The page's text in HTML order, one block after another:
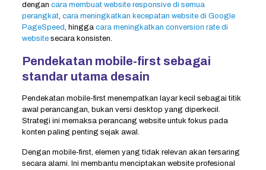
dengan cara membuat website responsive di semua
perangkat, cara meningkatkan kecepatan website di Google
PageSpeed, hingga cara meningkatkan conversion rate di
websitesecara konsisten.
Pendekatan mobile-first sebagai
standar utama desain
Pendekatan mobile-first menempatkan layar kecil sebagai titik
awal perancangan, bukan versi desktop yang diperkecil.
Strategi ini memaksa perancang website untuk fokus pada
konten paling penting sejak awal.
Dengan mobile-first, elemen yang tidak relevan akan tersaring
secara alami. Ini membantu menciptakan website profesional